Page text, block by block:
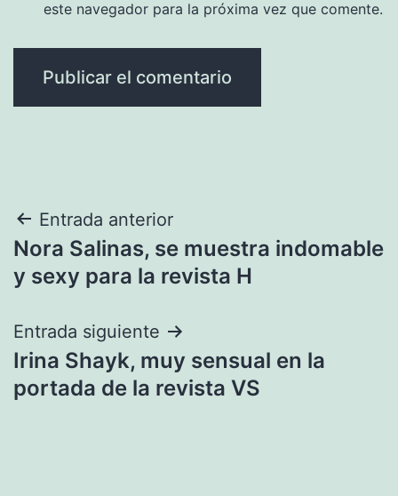
este navegador para la próxima vez que comente.
Navegación
de
Entrada anterior
Nora Salinas, se muestra indomable
y sexy para la revista H
Entrada siguiente
Irina Shayk, muy sensual en la
portada de la revista VS